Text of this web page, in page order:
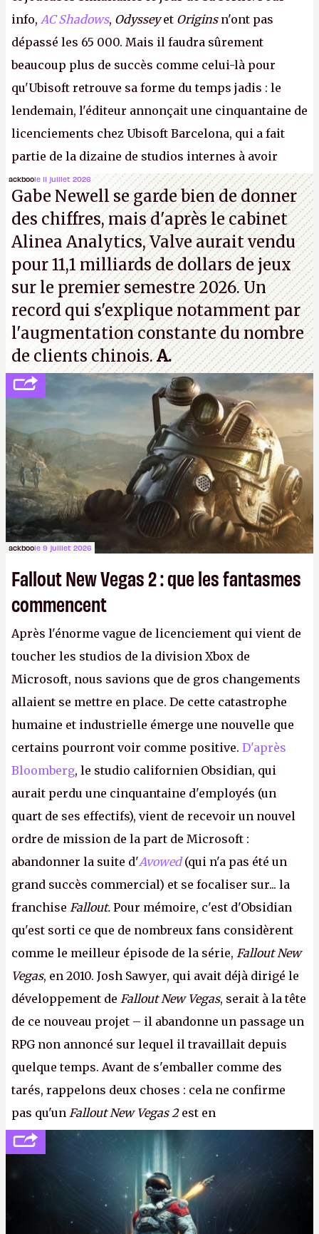
info, AC Shadows, Odysseyet Originsn'ont pas
dépassé les 65 000. Mais il faudra sûrement
beaucoup plus de succès comme celui-là pour
qu'Ubisoft retrouve sa forme du temps jadis : le
lendemain, l'éditeur annonçait une cinquantaine de
licenciements chez Ubisoft Barcelona, qui a fait
partie de la dizaine de studios internes à avoir
travaillé sur cetAssassin's Creedsous la direction
d'Ubisoft Singapour.A.
ackboole 11 juillet 2026
Gabe Newell se garde bien de donner
des chiffres, mais d'après le cabinet
Alinea Analytics, Valve aurait vendu
pour 11,1 milliards de dollars de jeux
sur le premier semestre 2026. Un
record qui s'explique notamment par
l'augmentation constante du nombre
de clients chinois.A.
ackboole 9 juillet 2026
Fallout New Vegas 2 : que les fantasmes
commencent
Après l'énorme vague de licenciement qui vient de
toucher les studios de la division Xbox de
Microsoft, nous savions que de gros changements
allaient se mettre en place. De cette catastrophe
humaine et industrielle émerge une nouvelle que
certains pourront voir comme positive. D'après
Bloomberg, le studio californien Obsidian, qui
aurait perdu une cinquantaine d'employés (un
quart de ses effectifs), vient de recevoir un nouvel
ordre de mission de la part de Microsoft :
abandonner la suite d'Avowed(qui n'a pas été un
grand succès commercial) et se focaliser sur... la
franchise Fallout. Pour mémoire, c'est d'Obsidian
qu'est sorti ce que de nombreux fans considèrent
comme le meilleur épisode de la série, Fallout New
Vegas, en 2010. Josh Sawyer, qui avait déjà dirigé le
développement de Fallout New Vegas, serait à la tête
de ce nouveau projet – il abandonne un passage un
RPG non annoncé sur lequel il travaillait depuis
quelque temps. Avant de s'emballer comme des
tarés, rappelons deux choses : cela ne confirme
pas qu'un Fallout New Vegas 2est en
développement (pour ce que l'on sait, ils bossent
peut-être sur
Fallout Football ou
Fallout vs. Les
Lapins Crétins) et l'Obsidian d'aujourd'hui n'est plus
le même studio qu'il y a 15 ans. Mais bon, OK, on
peut commencer à fantasmer.A.